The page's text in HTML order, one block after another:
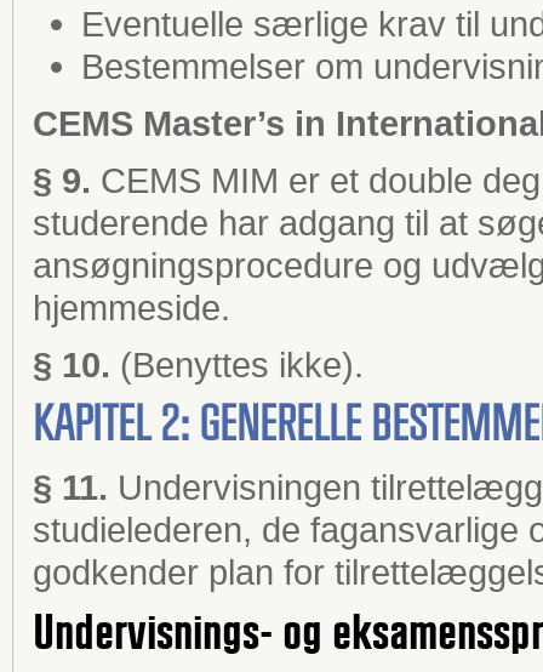
Eventuelle særlige krav til
Bestemmelser om
CEMS Master’s in Internation
§ 9. CEMS MIM er et double
studerende har adgang til at
ansøgningsprocedure og
hjemmeside.
§ 10. (Benyttes ikke).
KAPITEL 2: GENERELLE
§ 11. Undervisningen
studielederen, de
godkender plan for
Undervisnings- og